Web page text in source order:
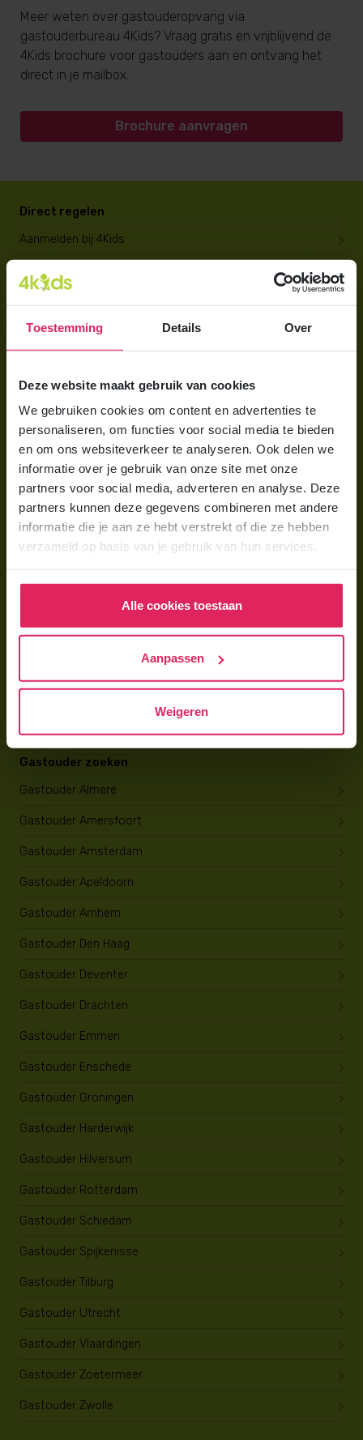
Toestemming Details Over
Deze website maakt gebruik van cookies
We gebruiken cookies om content en advertenties te
personaliseren, om functies voor social media te bieden
en om ons websiteverkeer te analyseren. Ook delen we
informatie over je gebruik van onze site met onze
partners voor social media, adverteren en analyse. Deze
partners kunnen deze gegevens combineren met andere
informatie die je aan ze hebt verstrekt of die ze hebben
verzameld op basis van je gebruik van hun services.
Alle cookies toestaan
Aanpassen
Weigeren
Meer weten over gastouderopvang via
gastouderbureau 4Kids? Vraag gratis en vrijblijvend de
4Kids brochure voor gastouders aan en ontvang het
direct in je mailbox.
Brochure aanvragen
Direct regelen
Aanmelden bij 4Kids
Brochure aanvragen
Voor ouders
Wat kost een gastouder?
Hoe vind ik een gastouder?
Voor gastouders
Gastouder worden bij 4Kids
Hoe vind ik gastkinderen?
Wat verdient een gastouder?
Gastouder zoeken
Gastouder Almere
Gastouder Amersfoort
Gastouder Amsterdam
Gastouder Apeldoorn
Gastouder Arnhem
Gastouder Den Haag
Gastouder Deventer
Gastouder Drachten
Gastouder Emmen
Gastouder Enschede
Gastouder Groningen
Gastouder Harderwijk
Gastouder Hilversum
Gastouder Rotterdam
Gastouder Schiedam
Gastouder Spijkenisse
Gastouder Tilburg
Gastouder Utrecht
Gastouder Vlaardingen
Gastouder Zoetermeer
Gastouder Zwolle